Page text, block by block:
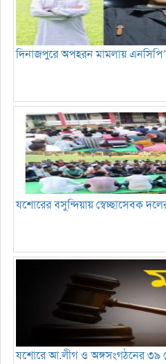
দিনাজপুরে অপহরন মামলায়
যশোরের বসুন্দিয়ায় স্বেচ্ছাসেবক
যশোরে আ.লীগ ও অঙ্গসংগঠনের ৩৯